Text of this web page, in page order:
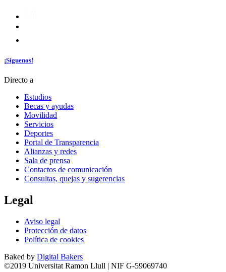
¡Síguenos!
Directo a
Estudios
Becas y ayudas
Movilidad
Servicios
Deportes
Portal de Transparencia
Alianzas y redes
Sala de prensa
Contactos de comunicación
Consultas, quejas y sugerencias
Legal
Aviso legal
Protección de datos
Política de cookies
Baked by Digital Bakers
©2019 Universitat Ramon Llull | NIF G-59069740